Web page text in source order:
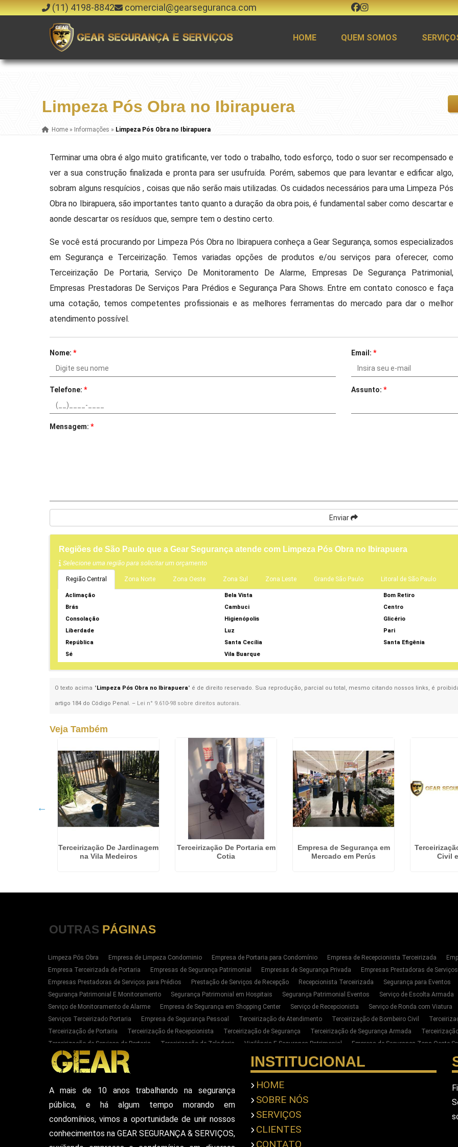
(11) 4198-8842 comercial@gearseguranca.com
HOME QUEM SOMOS
Limpeza Pós Obra no Ibirapuera
Home » Informações » Limpeza Pós Obra no Ibirapuera
Terminar uma obra é algo muito gratificante, ver todo o trabalho, todo esforço, todo o suor ser recompensado e
ver a sua construção finalizada e pronta para ser usufruída. Porém, sabemos que para levantar e edificar algo,
sobram alguns resquícios , coisas que não serão mais utilizadas. Os cuidados necessários para uma Limpeza Pós
Obra no Ibirapuera, são importantes tanto quanto a duração da obra pois, é fundamental saber como descartar e
aonde descartar os resíduos que, sempre tem o destino certo.
Se você está procurando por Limpeza Pós Obra no Ibirapuera conheça a Gear Segurança, somos especializados
em Segurança e Terceirização. Temos variadas opções de produtos e/ou serviços para oferecer, como
Terceirização De Portaria, Serviço De Monitoramento De Alarme, Empresas De Segurança Patrimonial,
Empresas Prestadoras De Serviços Para Prédios e Segurança Para Shows. Entre em contato conosco e faça
uma cotação, temos competentes profissionais e as melhores ferramentas do mercado para dar o melhor
atendimento possível.
Nome:* Email: *
Telefone:* Assunto: *
Mensagem:*
Enviar
Regiões de São Paulo que a Gear Segurança atende com Limpeza Pós Obra no Ibirapuera
Selecione uma região para solicitar um orçamento
Região Central Zona Norte Zona Oeste Zona Sul Zona Leste Grande São Paulo Litoral de São Paulo
Aclimação Bela Vista
Bom Retiro
Brás
Cambuci
Centro
Consolação
Higienópolis
Glicério
Liberdade
Luz
Pari
República
Santa Cecília
Santa Efigênia
Sé
Vila Buarque
O texto acima "Limpeza Pós Obra no Ibirapuera" é de direito reservado. Sua reprodução, parcial ou total, mesmo citando nossos links, é
artigo 184 do Código Penal. – Lei n° 9.610-98 sobre direitos autorais.
Veja Também
Terceirização De Jardinagem
na Vila Medeiros
Terceirização De Portaria em
Cotia
Empresa de Segurança em
Mercado em Perús
Civil
OUTRAS PÁGINAS
Limpeza Pós Obra Empresa de Limpeza Condominio Empresa de Portaria para Condomínio Empresa de Recepcionista Terceirizada
Empresa Terceirizada de Portaria
Empresas de Segurança Patrimonial Empresas de Segurança Privada
Empresas Prestadoras de
Empresas Prestadoras de Serviços para Prédios
Prestação de Serviços de Recepção Recepcionista Terceirizada Segurança para Eventos
Segurança Patrimonial E Monitoramento
Segurança Patrimonial em Hospitais Segurança Patrimonial Eventos Serviço de Escolta Armada
Serviço de Monitoramento de Alarme
Empresa de Segurança em Shopping Center Serviço de Recepcionista Serviço de Ronda com Viatura
Serviços Terceirizado Portaria
Empresa de Segurança Pessoal Terceirização de Atendimento Terceirização de Bombeiro Civil
Terceirização de Portaria
Terceirização de Recepcionista Terceirização de Segurança Terceirização de Segurança Armada
Terceirização de Serviços de Portaria
Terceirização de Zeladoria Vigilância E Segurança Patrimonial Empresa de Segurança Zona Oeste Sp
Empresas de Portaria E Limpeza Sp Zona Oeste
Empresas de Segurança Privada Zona Oeste SP Serviço de Segurança Privada Sp
Serviços Terceirizado Portaria em SP
Segurança Patrimonial para Empresas na Zona Oeste de SP
Empresa de Portaria E Limpeza na Zona
Contratar Seguranca Particular Armado
Empresa De Seguranca Particular
Empresa De Seguranca Patrimonial Empresa De Seguranca Pessoal Privada Empresa De Seguranca
Seguranca Particular Armada
Seguranca Pessoal Privada Escolta Armada Pessoal Seguranca Particular Pessoal Seguranca Pessoal
Vigilante De Seguranca Pessoal Privada
Empresa De Seguranca Privada Em Sao Paulo Empresa De
A mais de 10 anos trabalhando na segurança
pública, e há algum tempo morando em
condomínios, vimos a oportunidade de unir nossos
conhecimentos na GEAR SEGURANÇA & SERVIÇOS,
INSTITUCIONAL
HOME
SOBRE NÓS
SERVIÇOS
CLIENTES
CONTATO